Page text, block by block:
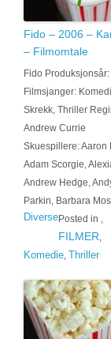
Fido – 2006 –
– Filmomtale
Fido
Filmsjanger:
Skrekk, Thriller
Andrew Currie
Skuespillere: Aaron
Adam Scorgie,
Andrew Hedge,
Parkin, Barbara
Posted in
Diverse
FILMER
Komedie Thriller